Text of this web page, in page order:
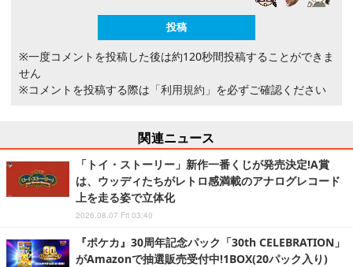
※一度コメントを投稿した後は約120秒間投稿することができま
せん
※コメントを投稿する際は 「利用規約」 を必ずご確認ください
関連ニュース
「トイ・ストーリー」新作一番くじが発売決定!A賞
は、ウッディたちがレトロ感満載のアナログレコード
上を走る姿で立体化
2026.08.07 Fri 03:40
『ポケカ』30周年記念パック「30th CELEBRATION」
がAmazonで抽選販売受付中!1BOX(20パック入り)